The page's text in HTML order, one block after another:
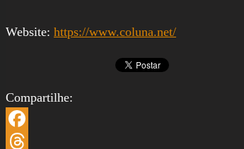
Website: https://www.coluna.net/
Compartilhe:
Facebook